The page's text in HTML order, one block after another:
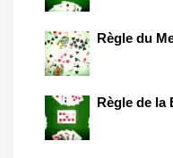
Règle du
Règle de la